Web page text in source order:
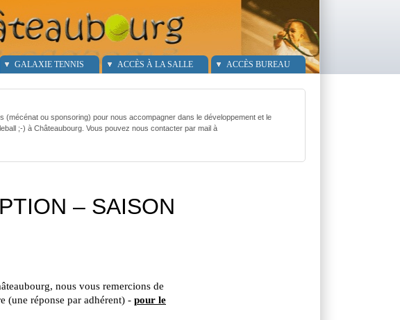
GALAXIE TENNIS ACCÈS À LA SALLE ACCÈS BUREAU
ou sponsoring) pour nous accompagner dans le développement et le
;-) à Châteaubourg. Vous pouvez nous contacter par mail à